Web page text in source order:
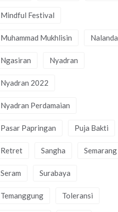
Mindful Festival
Muhammad Mukhlisin Nalanda
Ngasiran Nyadran
Nyadran 2022
Nyadran Perdamaian
Pasar Papringan Puja Bakti
Retret Sangha Semarang
Seram Surabaya
Temanggung Toleransi